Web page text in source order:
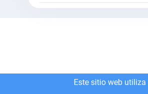
Este sitio web